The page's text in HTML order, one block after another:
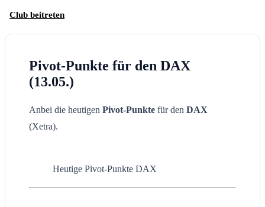
Club beitreten
Pivot-Punkte für den DAX
(13.05.)
Anbei die heutigen Pivot-Punkte für den DAX
(Xetra).
Heutige Pivot-Punkte DAX